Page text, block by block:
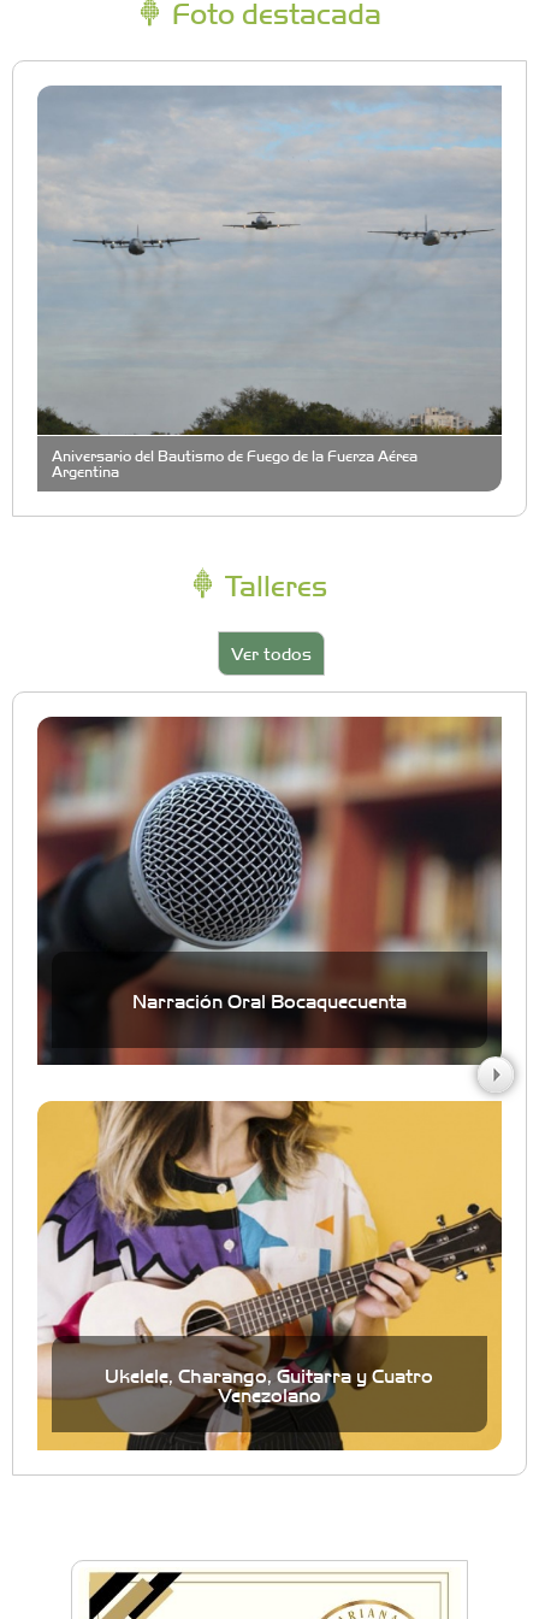
Foto destacada
Aniversario del Bautismo de Fuego de la Fuerza Aérea
Argentina
Talleres
Ver todos
Narración Oral Bocaquecuenta
Ukelele, Charango, Guitarra y Cuatro
Venezolano